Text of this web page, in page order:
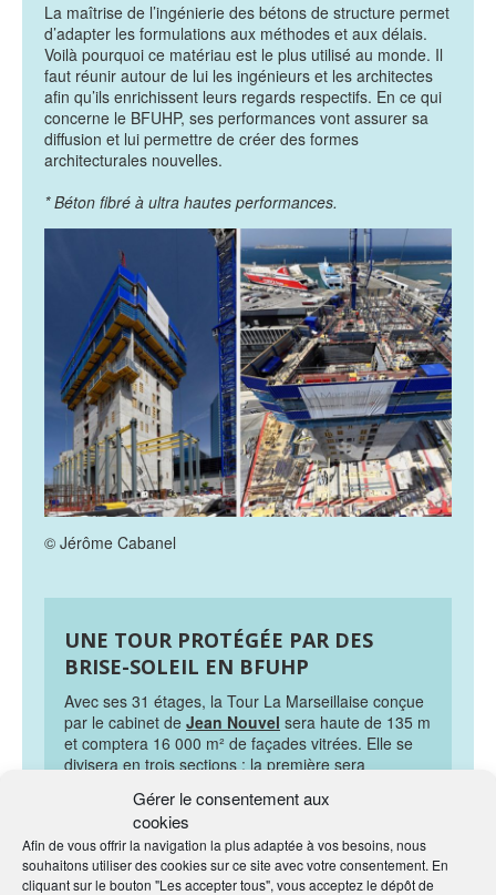
Gérer le consentement aux
cookies
Afin de vous offrir la navigation la plus adaptée à vos besoins, nous
souhaitons utiliser des cookies sur ce site avec votre consentement. En
cliquant sur le bouton "Les accepter tous", vous acceptez le dépôt de
La maîtrise de l’ingénierie des bétons de structure permet
d’adapter les formulations aux méthodes et aux délais.
Voilà pourquoi ce matériau est le plus utilisé au monde. Il
faut réunir autour de lui les ingénieurs et les architectes
afin qu’ils enrichissent leurs regards respectifs. En ce qui
concerne le BFUHP, ses performances vont assurer sa
diffusion et lui permettre de créer des formes
architecturales nouvelles.
* Béton fibré à ultra hautes performances.
© Jérôme Cabanel
UNE TOUR PROTÉGÉE PAR DES
BRISE-SOLEIL EN BFUHP
Avec ses 31 étages, la Tour La Marseillaise conçue
par le cabinet de Jean Nouvel sera haute de 135 m
et comptera 16 000 m² de façades vitrées. Elle se
divisera en trois sections : la première sera
chaussée, d’une crèche de 26 berceaux et d’un
restaurant inter-entreprises ; la seconde d’une série
de 16 étages ; et la troisième d’une série de
bureaux (du 17e au 31e étage). Ces sections seront